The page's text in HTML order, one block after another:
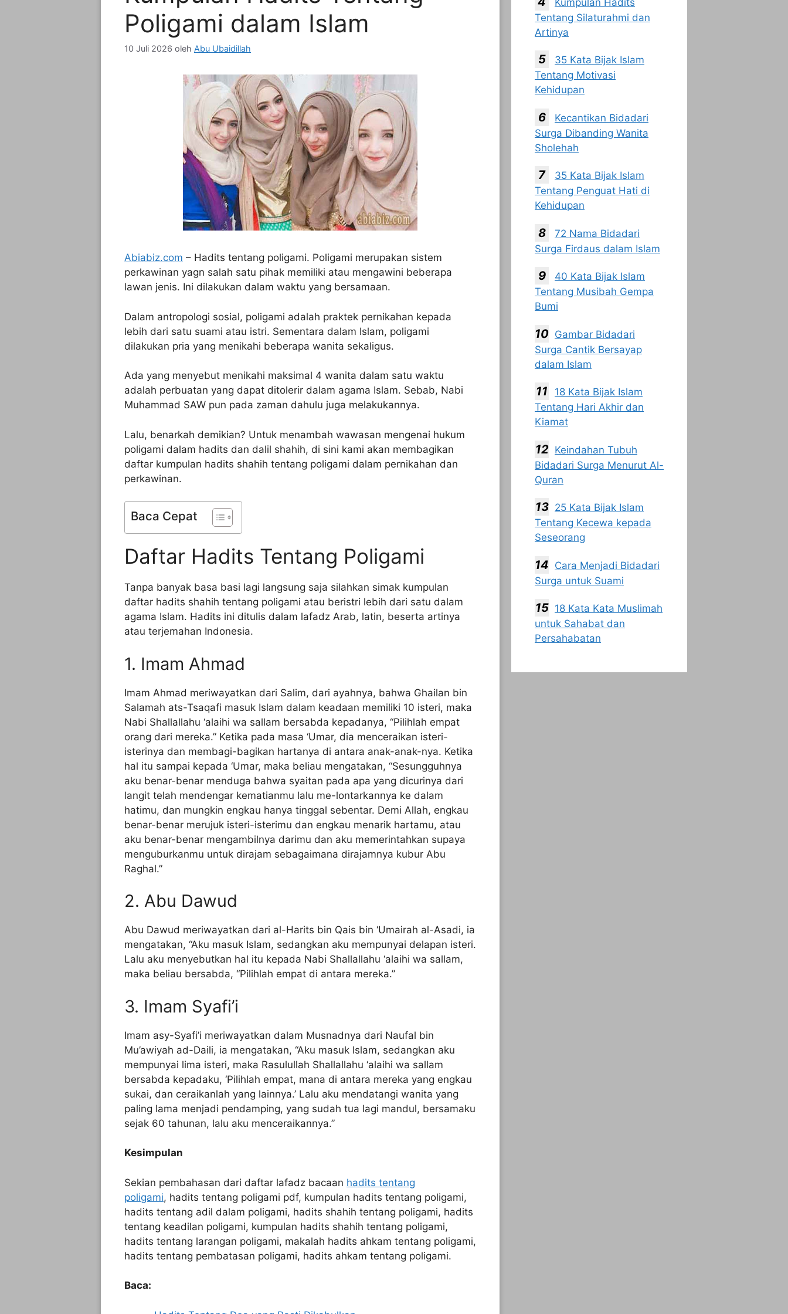
Poligami dalam Islam
10 Juli 2026 oleh Abu Ubaidillah
Abiabiz.com – Hadits tentang poligami. Poligami merupakan sistem
perkawinan yagn salah satu pihak memiliki atau mengawini beberapa
lawan jenis. Ini dilakukan dalam waktu yang bersamaan.
Dalam antropologi sosial, poligami adalah praktek pernikahan kepada
lebih dari satu suami atau istri. Sementara dalam Islam, poligami
dilakukan pria yang menikahi beberapa wanita sekaligus.
Ada yang menyebut menikahi maksimal 4 wanita dalam satu waktu
adalah perbuatan yang dapat ditolerir dalam agama Islam. Sebab, Nabi
Muhammad SAW pun pada zaman dahulu juga melakukannya.
Lalu, benarkah demikian? Untuk menambah wawasan mengenai hukum
poligami dalam hadits dan dalil shahih, di sini kami akan membagikan
daftar kumpulan hadits shahih tentang poligami dalam pernikahan dan
perkawinan.
Baca Cepat
Daftar Hadits Tentang Poligami
Tanpa banyak basa basi lagi langsung saja silahkan simak kumpulan
daftar hadits shahih tentang poligami atau beristri lebih dari satu dalam
agama Islam. Hadits ini ditulis dalam lafadz Arab, latin, beserta artinya
atau terjemahan Indonesia.
1. Imam Ahmad
Imam Ahmad meriwayatkan dari Salim, dari ayahnya, bahwa Ghailan bin
Salamah ats-Tsaqafi masuk Islam dalam keadaan memiliki 10 isteri, maka
Nabi Shallallahu ‘alaihi wa sallam bersabda kepadanya, “Pilihlah empat
orang dari mereka.” Ketika pada masa ‘Umar, dia menceraikan isteri-
isterinya dan membagi-bagikan hartanya di antara anak-anak-nya. Ketika
hal itu sampai kepada ‘Umar, maka beliau mengatakan, “Sesungguhnya
aku benar-benar menduga bahwa syaitan pada apa yang dicurinya dari
langit telah mendengar kematianmu lalu me-lontarkannya ke dalam
hatimu, dan mungkin engkau hanya tinggal sebentar. Demi Allah, engkau
benar-benar merujuk isteri-isterimu dan engkau menarik hartamu, atau
aku benar-benar mengambilnya darimu dan aku memerintahkan supaya
menguburkanmu untuk dirajam sebagaimana dirajamnya kubur Abu
Raghal.”
2. Abu Dawud
Abu Dawud meriwayatkan dari al-Harits bin Qais bin ‘Umairah al-Asadi, ia
mengatakan, “Aku masuk Islam, sedangkan aku mempunyai delapan isteri.
Lalu aku menyebutkan hal itu kepada Nabi Shallallahu ‘alaihi wa sallam,
maka beliau bersabda, “Pilihlah empat di antara mereka.”
3. Imam Syafi’i
Imam asy-Syafi’i meriwayatkan dalam Musnadnya dari Naufal bin
Mu’awiyah ad-Daili, ia mengatakan, “Aku masuk Islam, sedangkan aku
mempunyai lima isteri, maka Rasulullah Shallallahu ‘alaihi wa sallam
bersabda kepadaku, ‘Pilihlah empat, mana di antara mereka yang engkau
sukai, dan ceraikanlah yang lainnya.’ Lalu aku mendatangi wanita yang
paling lama menjadi pendamping, yang sudah tua lagi mandul, bersamaku
sejak 60 tahunan, lalu aku menceraikannya.”
Kesimpulan
Sekian pembahasan dari daftar lafadz bacaan hadits tentang
poligami, hadits tentang poligami pdf, kumpulan hadits tentang poligami,
hadits tentang adil dalam poligami, hadits shahih tentang poligami, hadits
tentang keadilan poligami, kumpulan hadits shahih tentang poligami,
hadits tentang larangan poligami, makalah hadits ahkam tentang poligami,
hadits tentang pembatasan poligami, hadits ahkam tentang poligami.
Baca:
Tentang Silaturahmi dan
Artinya
35 Kata Bijak Islam
Tentang Motivasi
Kehidupan
Kecantikan Bidadari
Surga Dibanding Wanita
Sholehah
35 Kata Bijak Islam
Tentang Penguat Hati di
Kehidupan
72 Nama Bidadari
Surga Firdaus dalam Islam
40 Kata Bijak Islam
Tentang Musibah Gempa
Bumi
Gambar Bidadari
Surga Cantik Bersayap
dalam Islam
18 Kata Bijak Islam
Tentang Hari Akhir dan
Kiamat
Keindahan Tubuh
Bidadari Surga Menurut Al-
Quran
25 Kata Bijak Islam
Tentang Kecewa kepada
Seseorang
Cara Menjadi Bidadari
Surga untuk Suami
18 Kata Kata Muslimah
untuk Sahabat dan
Persahabatan